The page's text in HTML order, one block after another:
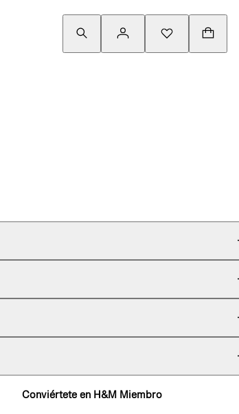
Conviértete en H&M Miembro